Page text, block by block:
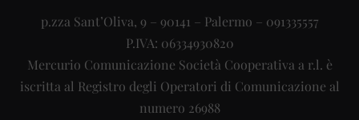
p.zza Sant’Oliva, 9 – 90141 – Palermo – 091335557
P.IVA: 06334930820
Mercurio Comunicazione Società Cooperativa a r.l. è
iscritta al Registro degli Operatori di Comunicazione al
numero 26988